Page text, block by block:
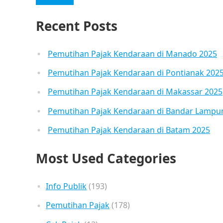
Recent Posts
Pemutihan Pajak Kendaraan di Manado 2025
Pemutihan Pajak Kendaraan di Pontianak
Pemutihan Pajak Kendaraan di Makassar 2025
Pemutihan Pajak Kendaraan di Bandar
Pemutihan Pajak Kendaraan di Batam 2025
Most Used Categories
Info Publik(193)
Pemutihan Pajak(178)